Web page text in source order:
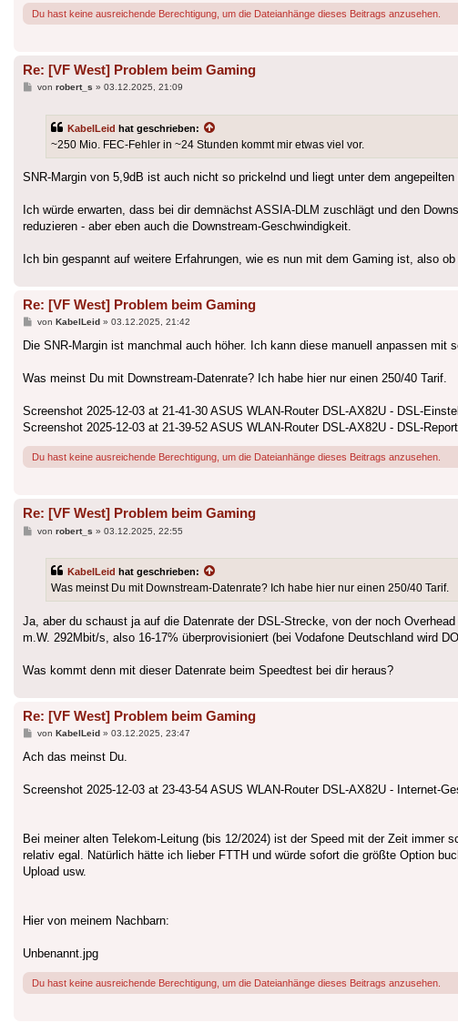
Du hast keine ausreichende Berechtigung, um die Dateianhänge dieses Beitrags anzusehen.
Re: [VF West] Problem beim Gaming
Beitrag
von robert_s » 03.12.2025, 21:09
KabelLeid hat geschrieben:
~250 Mio. FEC-Fehler in ~24 Stunden kommt mir etwas viel vor.
SNR-Margin von 5,9dB ist auch nicht so prickelnd und liegt unter dem
Ich würde erwarten, dass bei dir demnächst ASSIA-DLM zuschlägt und den
reduzieren - aber eben auch die Downstream-Geschwindigkeit.
Ich bin gespannt auf weitere Erfahrungen, wie es nun mit dem Gaming ist, also
Re: [VF West] Problem beim Gaming
Beitrag
von KabelLeid » 03.12.2025, 21:42
Die SNR-Margin ist manchmal auch höher. Ich kann diese manuell anpassen
Was meinst Du mit Downstream-Datenrate? Ich habe hier nur einen 250/40 Tarif.
Screenshot 2025-12-03 at 21-41-30 ASUS WLAN-Router DSL-AX82U - DSL-
Screenshot 2025-12-03 at 21-39-52 ASUS WLAN-Router DSL-AX82U - DSL-
Du hast keine ausreichende Berechtigung, um die Dateianhänge dieses Beitrags anzusehen.
Re: [VF West] Problem beim Gaming
Beitrag
von robert_s » 03.12.2025, 22:55
KabelLeid hat geschrieben:
Was meinst Du mit Downstream-Datenrate? Ich habe hier nur einen 250/40 Tarif.
Ja, aber du schaust ja auf die Datenrate der DSL-Strecke, von der noch
m.W. 292Mbit/s, also 16-17% überprovisioniert (bei Vodafone Deutschland wird
Was kommt denn mit dieser Datenrate beim Speedtest bei dir heraus?
Re: [VF West] Problem beim Gaming
Beitrag
von KabelLeid» 03.12.2025, 23:47
Ach das meinst Du.
Screenshot 2025-12-03 at 23-43-54 ASUS WLAN-Router DSL-AX82U - Internet-
Bei meiner alten Telekom-Leitung (bis 12/2024) ist der Speed mit der Zeit immer
relativ egal. Natürlich hätte ich lieber FTTH und würde sofort die größte Option
Upload usw.
Hier von meinem Nachbarn:
Unbenannt.jpg
Du hast keine ausreichende Berechtigung, um die Dateianhänge dieses Beitrags anzusehen.